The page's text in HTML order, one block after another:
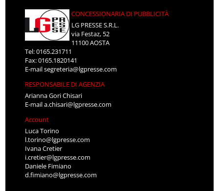
CONCESSIONARIA DI PUBBLICITÀ
LG PRESSE S.R.L.
via Festaz, 52
11100 AOSTA
Tel: 0165.231711
Fax: 0165.1820141
E-mailsegreteria@lgpresse.com
RESPONSABILE DI AGENZIA
Arianna Gori Chisari
E-maila.chisari@lgpresse.com
Account
Luca Torino
l.torino@lgpresse.com
Ivana Cretier
i.cretier@lgpresse.com
Daniele Fimiano
d.fimiano@lgpresse.com